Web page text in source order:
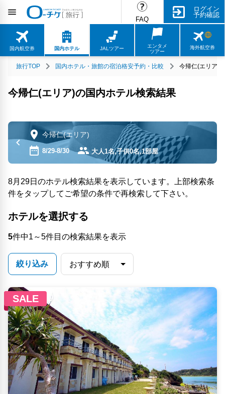
FAQ
ログイン
予約確認
国内航空券 国内ホテル JALツアー
エンタメ
ツアー
海外航空券
旅行TOP 国内ホテル・旅館の宿泊格安予約・比較 今帰仁(エリア)
今帰仁(エリア)の国内ホテル検索結果
今帰仁(エリア)
8/29-8/30 大人1名,子供0名,1部屋
8月29日のホテル検索結果を表示しています。上部検索条
件をタップしてご希望の条件で再検索して下さい。
ホテルを選択する
5件中1～5件目の検索結果を表示
絞り込み
SALE